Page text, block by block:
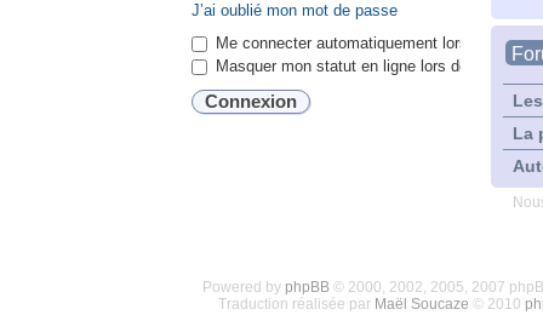
La
J’ai oublié mon mot de passe
Me connecter automatiquement lors de
Masquer mon statut en ligne lors de cette
Powered by phpBB© 2000, 2002, 2005, 2007
Traduction réalisée par Maël Soucaze © 2010